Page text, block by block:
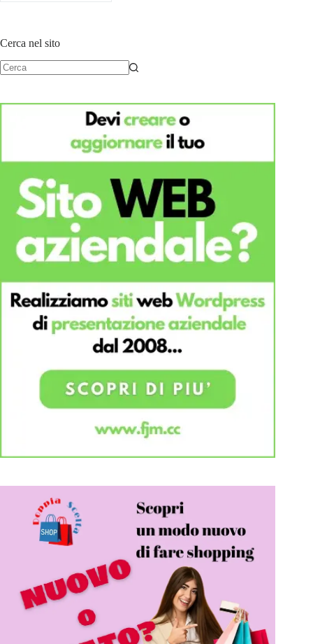
Cerca nel sito